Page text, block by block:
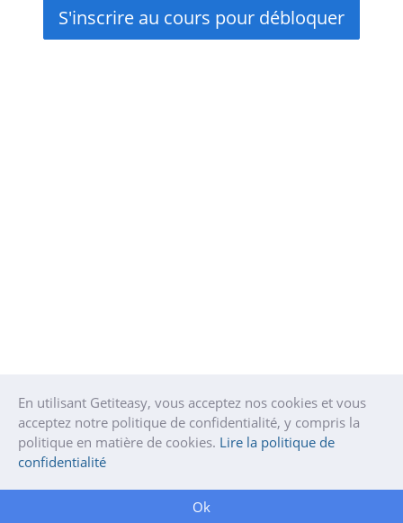
S'inscrire au cours pour débloquer
En utilisant Getiteasy, vous acceptez nos cookies et vous
acceptez notre politique de confidentialité, y compris la
politique en matière de cookies. Lire la politique de
confidentialité
Ok